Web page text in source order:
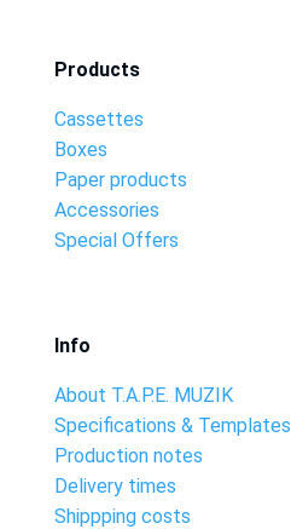
Products
Cassettes
Boxes
Paper products
Accessories
Special Offers
Info
About T.A.P.E. MUZIK
Specifications & Templates
Production notes
Delivery times
Shippping costs